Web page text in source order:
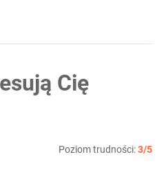
Cię
Poziom trudności:3/5